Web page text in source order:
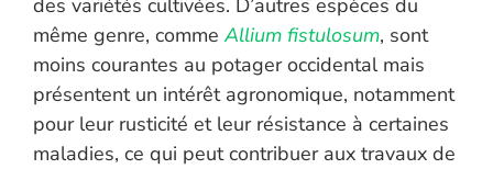
des variétés cultivées. D’autres espèces du
même genre, commeAllium fistulosum, sont
moins courantes au potager occidental mais
présentent un intérêt agronomique, notamment
pour leur rusticité et leur résistance à certaines
maladies, ce qui peut contribuer aux travaux de